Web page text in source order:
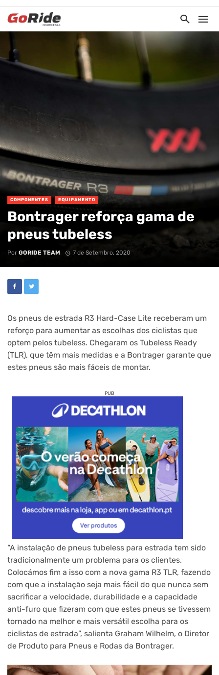
COMPONENTES EQUIPAMENTO
Bontrager reforça gama de
pneus tubeless
Por GORIDE TEAM 7 de Setembro, 2020
Os pneus de estrada R3 Hard-Case Lite receberam um
reforço para aumentar as escolhas dos ciclistas que
optem pelos tubeless. Chegaram os Tubeless Ready
(TLR), que têm mais medidas e a Bontrager garante que
estes pneus são mais fáceis de montar.
PUB
“A instalação de pneus tubeless para estrada tem sido
tradicionalmente um problema para os clientes.
Colocámos fim a isso com a nova gama R3 TLR, fazendo
com que a instalação seja mais fácil do que nunca sem
sacrificar a velocidade, durabilidade e a capacidade
anti-furo que fizeram com que estes pneus se tivessem
tornado na melhor e mais versátil escolha para os
ciclistas de estrada”, salienta Graham Wilhelm, o Diretor
de Produto para Pneus e Rodas da Bontrager.